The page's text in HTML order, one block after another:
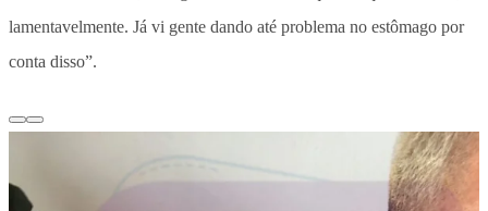
lamentavelmente. Já vi gente dando até problema no estômago por
conta disso”.